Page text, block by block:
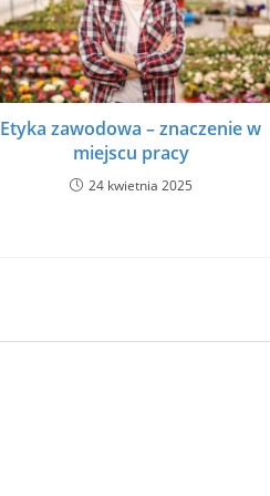
Etyka zawodowa – znaczenie w
miejscu pracy
24 kwietnia 2025